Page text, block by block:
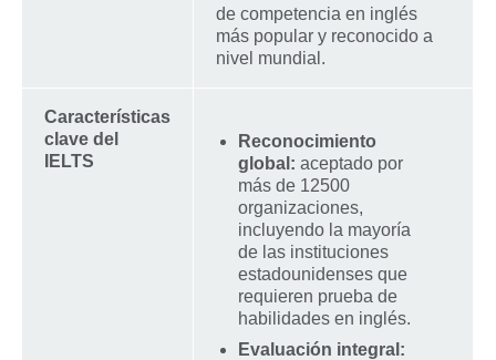
de competencia en inglés
más popular y reconocido a
nivel mundial.
Características
clave del
IELTS
Reconocimiento
global: aceptado por
más de 12500
organizaciones,
incluyendo la mayoría
de las instituciones
estadounidenses que
requieren prueba de
habilidades en inglés.
Evaluación integral: